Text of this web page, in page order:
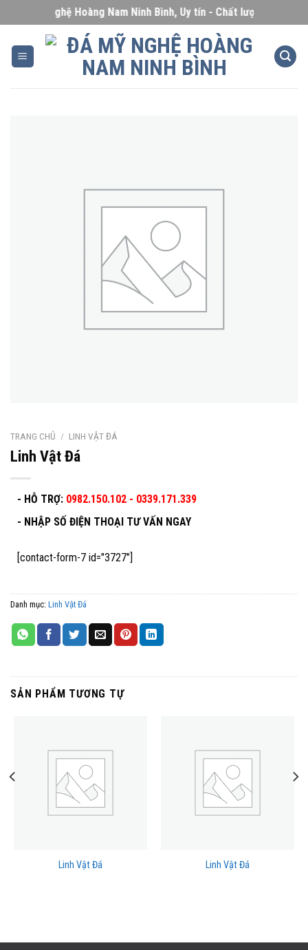
to
content
Đá Mỹ Nghệ Hoàng Nam Ninh Bình, Uy tín - Chất lượng - Giá
TRANG CHỦ / LINH VẬT ĐÁ
Linh Vật Đá
- HỖ TRỢ: 0982.150.102 - 0339.171.339
- NHẬP SỐ ĐIỆN THOẠI TƯ VẤN NGAY
[contact-form-7 id="3727"]
Danh mục: Linh Vật Đá
SẢN PHẨM TƯƠNG TỰ
Linh Vật Đá Linh Vật Đá